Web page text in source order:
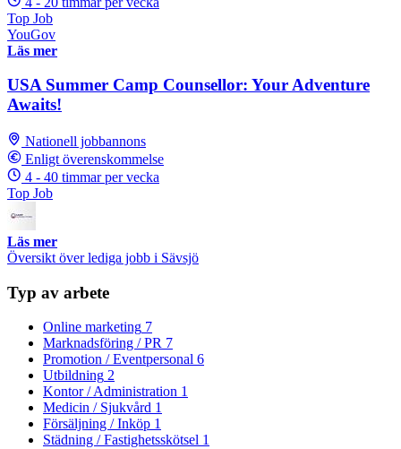
Top Job
YouGov
Läs mer
USA Summer Camp Counsellor: Your Adventure
Awaits!
Nationell jobbannons
Enligt överenskommelse
4 - 40 timmar per vecka
Top Job
Läs mer
Översikt över lediga jobb i Sävsjö
Typ av arbete
Online marketing 7
Marknadsföring / PR 7
Promotion / Eventpersonal 6
Utbildning 2
Kontor / Administration 1
Medicin / Sjukvård 1
Försäljning / Inköp 1
Städning / Fastighetsskötsel 1